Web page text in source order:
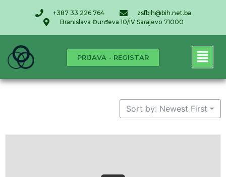
+387 33 226 764
zsfbih@bih.net.ba
Branislava Đurđeva 10/IV Sarajevo 71000
PRIJAVA - REGISTAR
Sort by: Newest First